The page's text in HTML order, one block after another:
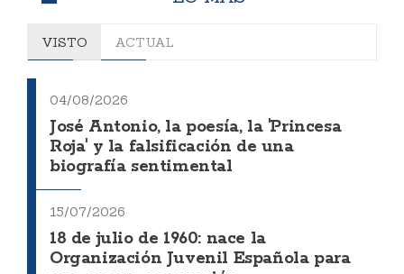
VISTO ACTUAL
04/08/2026
José Antonio, la poesía, la 'Princesa
Roja' y la falsificación de una
biografía sentimental
15/07/2026
18 de julio de 1960: nace la
Organización Juvenil Española para